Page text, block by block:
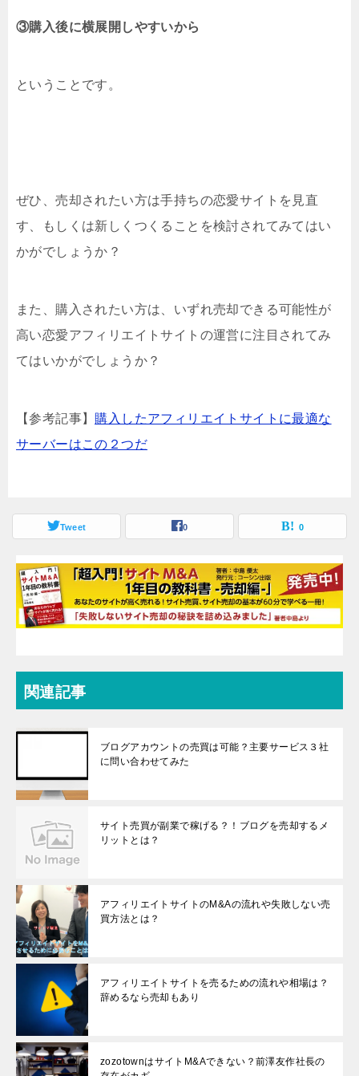
③購入後に横展開しやすいから
ということです。
ぜひ、売却されたい方は手持ちの恋愛サイトを見直
す、もしくは新しくつくることを検討されてみてはい
かがでしょうか？
また、購入されたい方は、いずれ売却できる可能性が
高い恋愛アフィリエイトサイトの運営に注目されてみ
てはいかがでしょうか？
【参考記事】 購入したアフィリエイトサイトに最適な
サーバーはこの２つだ
Tweet 0 0
関連記事
ブログアカウントの売買は可能？主要サービス３社
に問い合わせてみた
サイト売買が副業で稼げる？！ブログを売却するメ
リットとは？
アフィリエイトサイトのM&Aの流れや失敗しない売
買方法とは？
アフィリエイトサイトを売るための流れや相場は？
辞めるなら売却もあり
zozotownはサイトM&Aできない？前澤友作社長の